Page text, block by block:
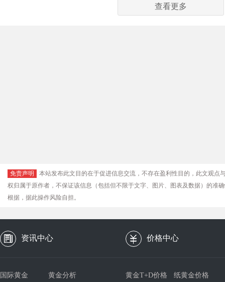
查看更多
免责声明
本站发布此文目的在于促进信息交流，不存在盈利性目的，此文观
权归属于原作者，不保证该信息（包括但不限于文字、图片、图表及数据）的准
根据，据此操作风险自担。
资讯中心 价格中心
国际黄金 黄金分析 黄金T+D价格 纸黄金价格